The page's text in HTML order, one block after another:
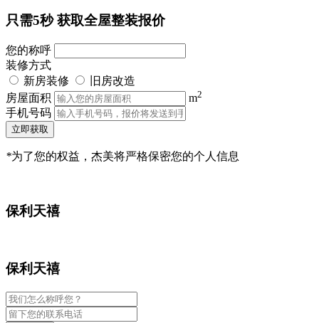
只需5秒获取全屋整装报价
您的称呼
装修方式
新房装修
旧房改造
房屋面积
m2
手机号码
立即获取
*为了您的权益，杰美将严格保密您的个人信息
保利天禧
保利天禧